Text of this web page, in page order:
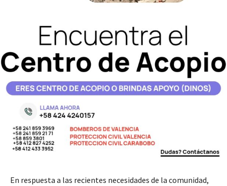
En respuesta a las recientes necesidades de la comunidad,